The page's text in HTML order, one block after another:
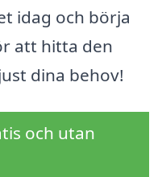
idag och börja
att hitta den
dina behov!
och utan